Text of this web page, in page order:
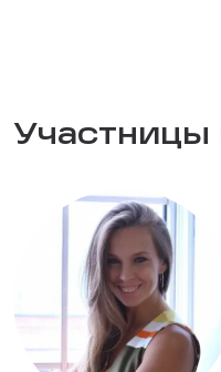
Участницы